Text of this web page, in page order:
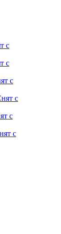
с
с
с
с
с
с